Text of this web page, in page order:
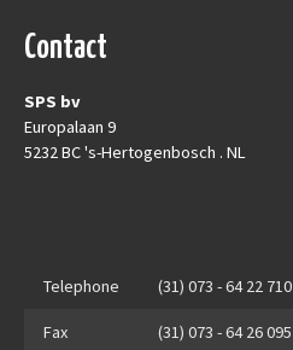
Contact
SPS bv
Europalaan 9
5232 BC 's-Hertogenbosch . NL
Telephone (31) 073 - 64 22 710
Fax (31) 073 - 64 26 095